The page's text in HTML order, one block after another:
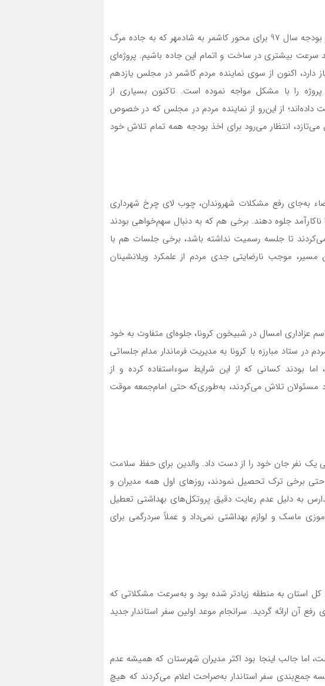
بهمن‌ماه سال 86 بود نماینده وقت کاشمر از اخذ ردیف ملی در بودجه سال 97 برای محور کاشمر به شادمهر که به جاده مرگ
سرعت بیشتری در ساخت و اتمام این جاده باشیم. پروژه‌ای
۱۵۰میلیارد تومان اعتبار نیاز دارد، اکنون از سوی نماینده مردم کاشمر در مجلس یازدهم
را با مشکل مواجه نموده است. تاکنون بسیاری از
از این‌رو از نماینده مردم در مجلس که در خصوص
انتظار می‌رود برای اخذ بودجه همه تمام تلاش خود
اعضاء به‌جای رفع مشکلات شهروندان، چوب لای چرخ شهرداری
جلوه دهند. برخی هم که به دنبال سهم‌خواهی بودند
تا جلسه رسمیت نداشته باشد، برخی جلسات هم با
موجب نارضایتی جدی مردم از علمکرد ویلانشینان
عزاداری امسال در شبیخون کرونا، جلوه‌ای متفاوت به خود
ستاد مبارزه با کرونا به مدیریت فرماندار مدام جلساتی
بودند کسانی که از این شرایط سوءاستفاده کرده و از
مسئولان تلاش می‌کردند، به‌طوری‌که حتی امام‌جمعه موقت
حتی یک نفر جان خود را از دست داد. والدین برای حفظ سلامت
حتی برخی ترک تحصیل نمودند، روزهای اول همه مدیران و
به دلیل عدم رعایت دقیق پروتکل‌های بهداشتی تعطیل
ماسک و لوازم بهداشتی نمی‌داد و عملاً سردرگمی برای
کل استان به منطقه زیادتر شده بود و به‌سرعت مشکلاتی که
آن ارائه گردید. سرانجام موعد اولین سفر استاندار جدید
اما جالب اینجا بود اکثر مدیران شهرستان که همیشه عدم
جمع‌بندی سفر استاندار به‌صراحت اعلام می‌کردند که هیچ